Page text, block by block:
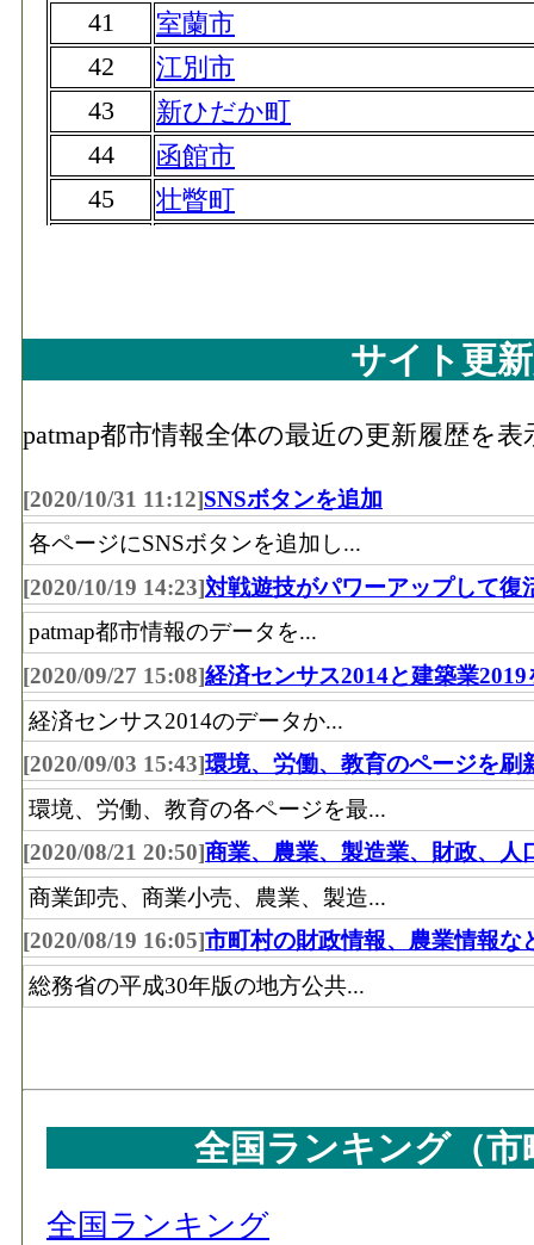
41
室蘭市
42
江別市
43
新ひだか町
44
函館市
45
壮瞥町
48
大空町
49
長万部町
50
島牧村
52
余市町
53
千歳市
54
北見市
55
芽室町
56
栗山町
57
妹背牛町
57
上富良野町
59
日高町
59
標茶町
61
苫小牧市
62
寿都町
63
留萌市
65
古平町
66
剣淵町
66
白糠町
68
天塩町
サイト更
patmap都市情報全体の最近の更新履歴を表
[2020/10/31 11:12]SNSボタンを追加
各ページにSNSボタンを追加し...
[2020/10/19 14:23]対戦遊技がパワーアップして復
patmap都市情報のデータを...
[2020/09/27 15:08]経済センサス2014と建築業2019
経済センサス2014のデータか...
[2020/09/03 15:43]環境、労働、教育のページを刷
環境、労働、教育の各ページを最...
[2020/08/21 20:50]商業、農業、製造業、財政、人
商業卸売、商業小売、農業、製造...
[2020/08/19 16:05]市町村の財政情報、農業情報な
総務省の平成30年版の地方公共...
全国ランキング（
全国ランキング